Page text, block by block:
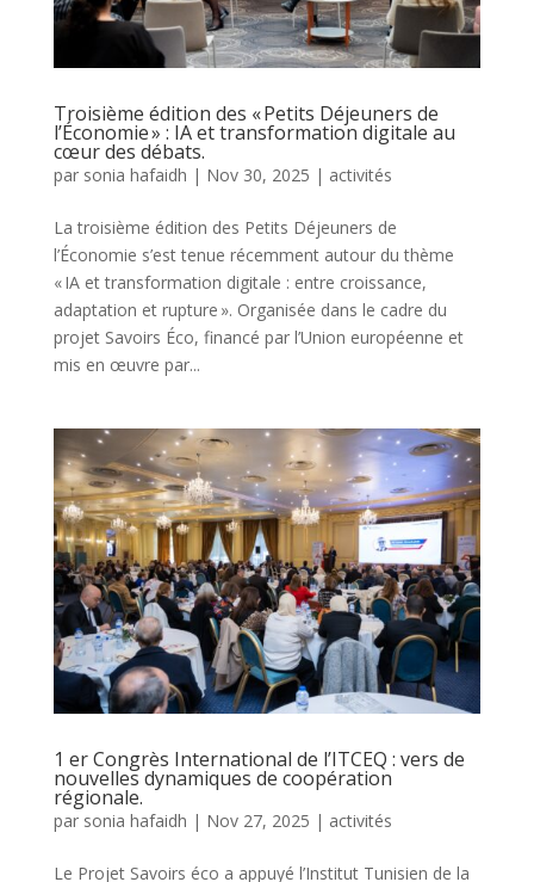
Troisième édition des « Petits Déjeuners de
l’Économie » : IA et transformation digitale au
cœur des débats.
par sonia hafaidh | Nov 30, 2025 | activités
La troisième édition des Petits Déjeuners de
l’Économie s’est tenue récemment autour du thème
« IA et transformation digitale : entre croissance,
adaptation et rupture ». Organisée dans le cadre du
projet Savoirs Éco, financé par l’Union européenne et
mis en œuvre par...
1 er Congrès International de l’ITCEQ : vers de
nouvelles dynamiques de coopération
régionale.
par sonia hafaidh | Nov 27, 2025 | activités
Le Projet Savoirs éco a appuyé l’Institut Tunisien de la